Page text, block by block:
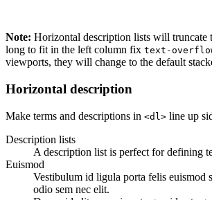
Note: Horizontal description lists will truncate
long to fit in the left column fix text-
viewports, they will change to the default
Horizontal description
Make terms and descriptions in <dl> line up
Description lists
A description list is perfect for defining
Euismod
Vestibulum id ligula porta felis euismod
odio sem nec elit.